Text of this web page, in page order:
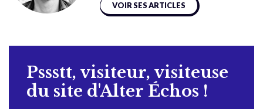
VOIR SES ARTICLES
Pssstt, visiteur, visiteuse
du site d'Alter Échos !